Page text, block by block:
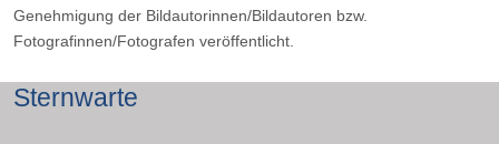
Genehmigung der Bildautorinnen/Bildautoren bzw.
Fotografinnen/Fotografen veröffentlicht.
Sternwarte